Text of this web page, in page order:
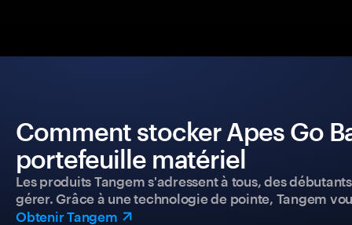
Comment stocker Apes Go
portefeuille matériel
Les produits Tangem s'adressent à tous, des
gérer. Grâce à une technologie de pointe, Tangem
Obtenir Tangem